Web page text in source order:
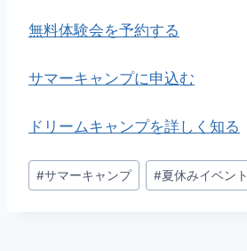
無料体験会を予約する
サマーキャンプに申込む
ドリームキャンプを詳しく知る
投
稿
#サマーキャンプ #夏休みイベント